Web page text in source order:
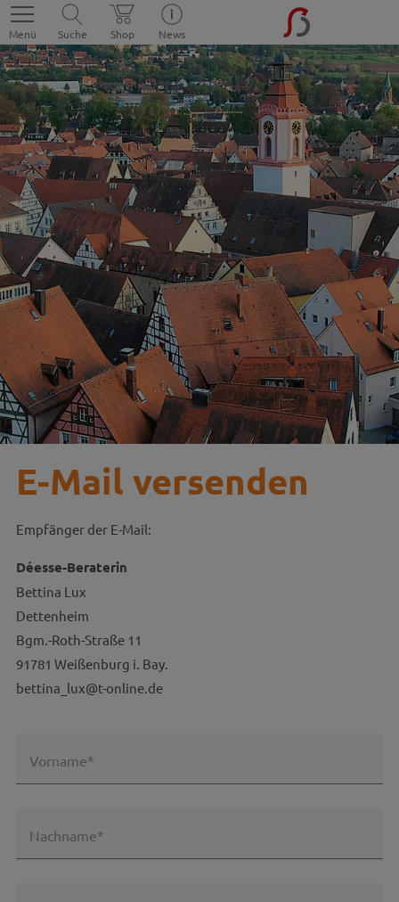
Menü Suche Shop News
E-Mail versenden
Empfänger der E-Mail:
Déesse-Beraterin
Bettina Lux
Dettenheim
Bgm.-Roth-Straße 11
91781 Weißenburg i. Bay.
bettina_lux@t-online.de
Vorname*
Nachname*